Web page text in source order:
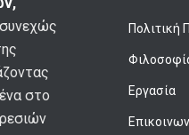
στο
Πολιτική
Εργασία